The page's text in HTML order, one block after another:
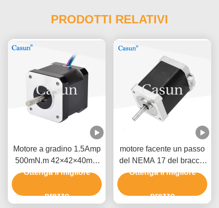
PRODOTTI RELATIVI
Motore a gradino 1.5Amp
500mN.m 42×42×40mm
NEMA 17 con ISO CE
Ottenga il migliore
prezzo
motore facente un passo
del NEMA 17 del braccio
del robot 1.2A 1,8 gradi
un'alta precisione di 2 fasi
Ottenga il migliore
prezzo